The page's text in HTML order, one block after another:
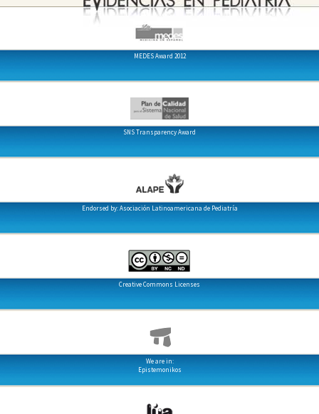
MEDES Award 2012
SNS Transparency Award
Endorsed by: Asociación Latinoamericana de Pediatría
Creative Commons Licenses
We are in:
Epistemonikos